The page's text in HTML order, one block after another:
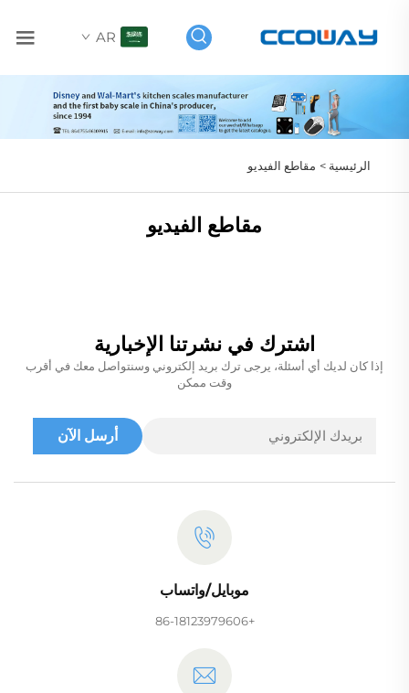
AR
الرئيسية > مقاطع الفيديو
مقاطع الفيديو
اشترك في نشرتنا الإخبارية
إذا كان لديك أي أسئلة، يرجى ترك بريد إلكتروني وسنتواصل معك في أقرب
وقت ممكن
أرسل الآن
موبايل/واتساب
+86-18123979606